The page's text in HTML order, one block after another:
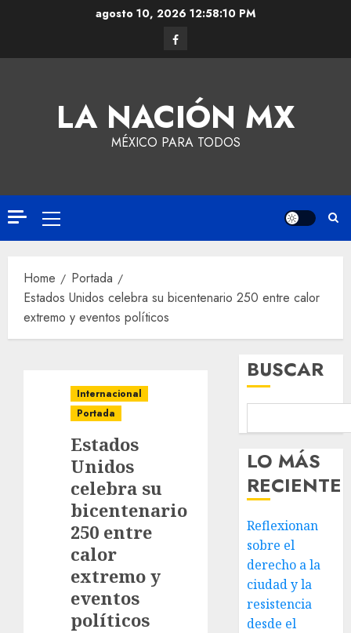
agosto 10, 202612:58:11 PM
LA NACIÓN MX
MÉXICO PARA TODOS
Home
Portada
Estados Unidos celebra su bicentenario 250 entre calor
extremo y eventos políticos
Internacional
Portada
Estados
Unidos
celebra su
bicentenario
250 entre
calor
extremo y
eventos
políticos
BUSCAR
LO MÁS
RECIENTE
Reflexionan
sobre el
derecho a la
ciudad y la
resistencia
desde el